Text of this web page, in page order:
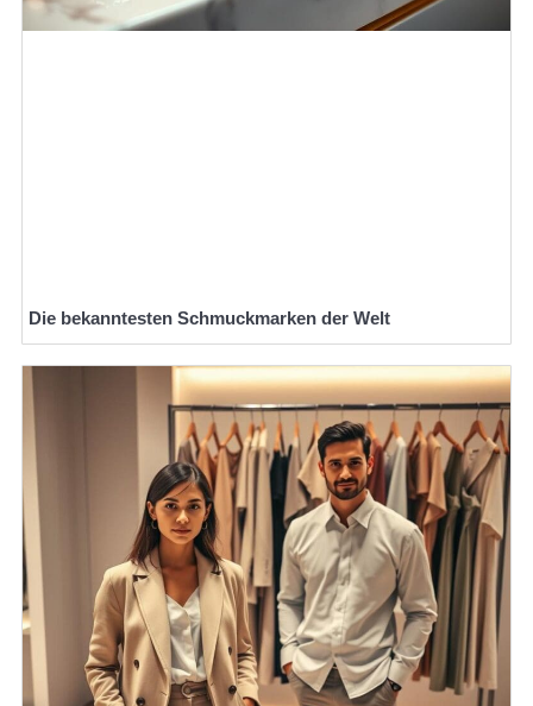
Die bekanntesten Schmuckmarken der Welt